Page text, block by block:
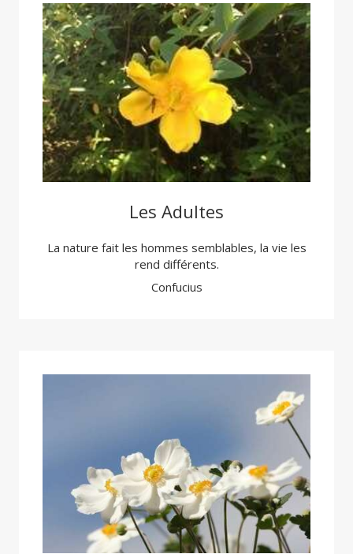
Les Adultes
La nature fait les hommes semblables, la vie les
rend différents.
Confucius